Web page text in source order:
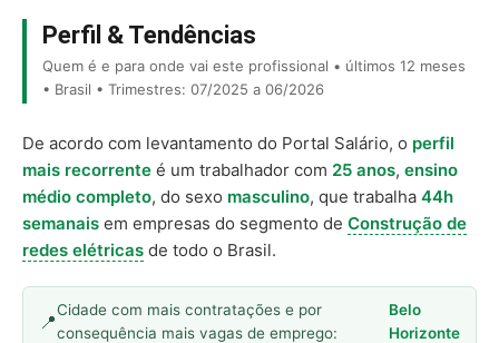
Perfil & Tendências
Quem é e para onde vai este profissional • últimos 12 meses
• Brasil • Trimestres: 07/2025 a 06/2026
De acordo com levantamento do Portal Salário, o perfil
mais recorrente é um trabalhador com 25 anos, ensino
médio completo, do sexo masculino, que trabalha 44h
semanais em empresas do segmento de Construção de
redes elétricas de todo o Brasil.
Cidade com mais contratações e por
consequência mais vagas de emprego:
Belo
Horizonte